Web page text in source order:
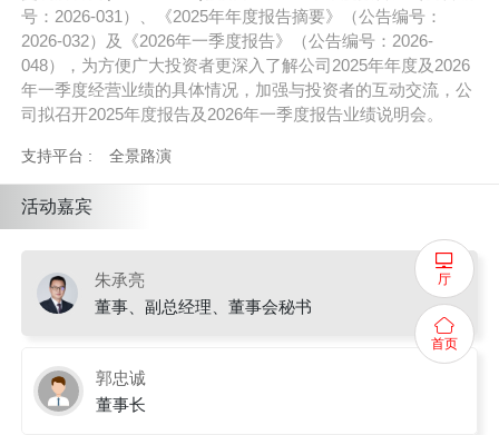
号：2026-031）、《2025年年度报告摘要》（公告编号：
2026-032）及《2026年一季度报告》（公告编号：2026-
048），为方便广大投资者更深入了解公司2025年年度及2026
年一季度经营业绩的具体情况，加强与投资者的互动交流，公
司拟召开2025年度报告及2026年一季度报告业绩说明会。
支持平台 : 全景路演
活动嘉宾
朱承亮
董事、副总经理、董事会秘书
郭忠诚
董事长
厅
首页